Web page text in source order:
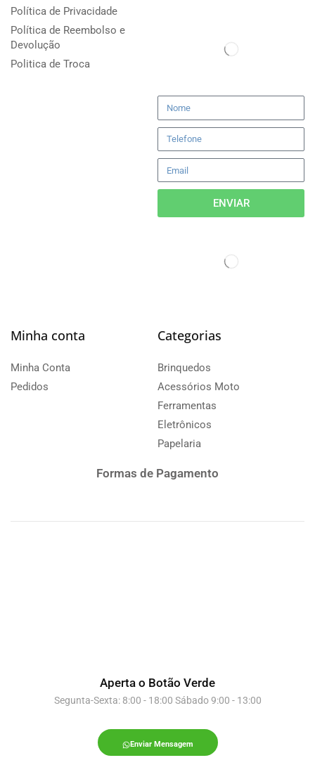
Política de Privacidade
Política de Reembolso e
Devolução
Politica de Troca
ENVIAR
Minha conta
Minha Conta
Pedidos
Categorias
Brinquedos
Acessórios Moto
Ferramentas
Eletrônicos
Papelaria
Formas de Pagamento
Aperta o Botão Verde
Segunta-Sexta: 8:00 - 18:00 Sábado 9:00 - 13:00
Enviar Mensagem